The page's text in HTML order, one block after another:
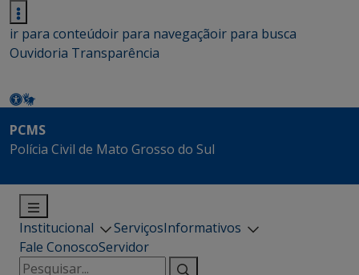
ir para conteúdoir para navegaçãoir para busca
Ouvidoria Transparência
PCMS
Polícia Civil de Mato Grosso do Sul
Institucional ServiçosInformativos
Fale ConoscoServidor
Pesquisar